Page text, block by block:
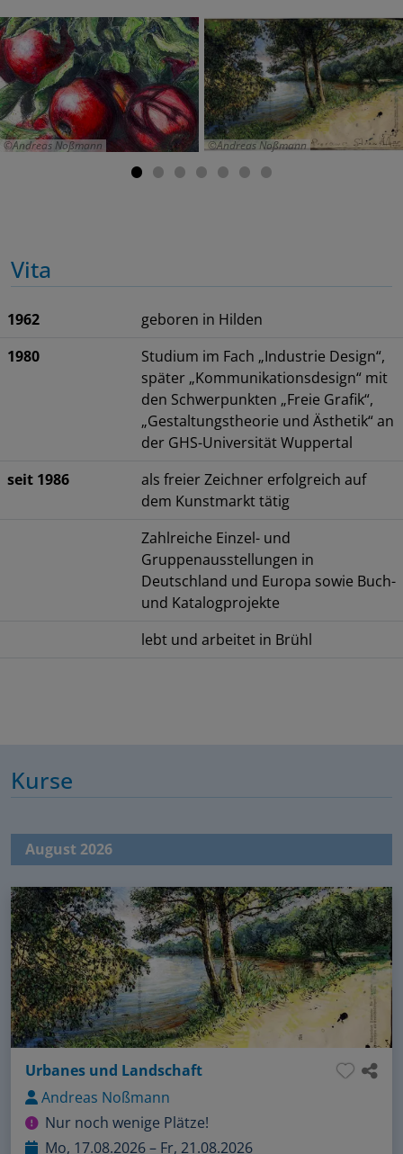
Andreas Noßmann Andreas Noßmann
Vita
1962
geboren in Hilden
1980
Studium im Fach „Industrie Design“,
später „Kommunikationsdesign“ mit
den Schwerpunkten „Freie Grafik“,
„Gestaltungstheorie und Ästhetik“ an
der GHS-Universität Wuppertal
seit 1986
als freier Zeichner erfolgreich auf
dem Kunstmarkt tätig
Zahlreiche Einzel- und
Gruppenausstellungen in
Deutschland und Europa sowie Buch-
und Katalogprojekte
lebt und arbeitet in Brühl
Kurse
August 2026
Urbanes und Landschaft
Andreas Noßmann
Nur noch wenige Plätze!
Mo, 17.08.2026 – Fr, 21.08.2026